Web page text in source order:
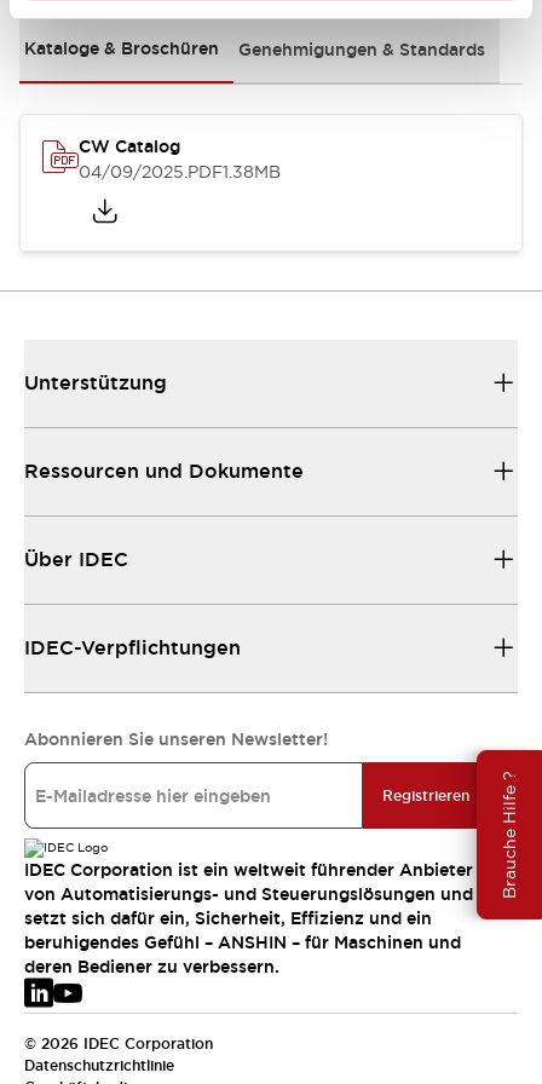
Brauche Hilfe ?
Kataloge & Broschüren Genehmigungen & Standards
CW Catalog
04/09/2025.PDF1.38MB
Unterstützung
Ressourcen und Dokumente
Über IDEC
IDEC-Verpflichtungen
Abonnieren Sie unseren Newsletter!
Registrieren
IDEC Corporation ist ein weltweit führender Anbieter
von Automatisierungs- und Steuerungslösungen und
setzt sich dafür ein, Sicherheit, Effizienz und ein
beruhigendes Gefühl – ANSHIN – für Maschinen und
deren Bediener zu verbessern.
© 2026 IDEC Corporation
Datenschutzrichtlinie